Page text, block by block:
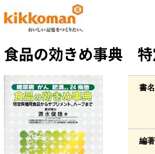
食品の効きめ事典 特
書
編